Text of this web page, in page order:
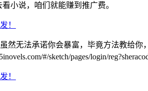
小说，咱们就能赚到推广费。
然无法承诺你会暴富，毕竟方法教给
#/sketch/pages/login/